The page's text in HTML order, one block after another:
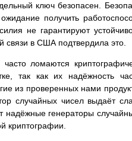
ключ безопасен.
получить
не гарантируют
в США подтвердила это.
ломаются
так как их надёжность
из проверенных нами
случайных чисел выдаёт
надёжные генераторы
криптографии.